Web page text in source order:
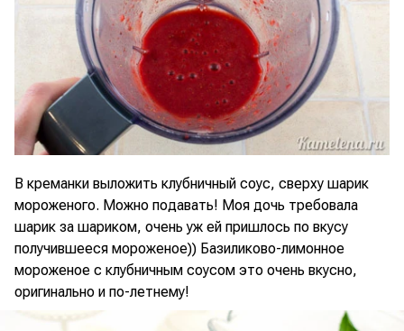
В креманки выложить клубничный соус, сверху шарик
мороженого. Можно подавать! Моя дочь требовала
шарик за шариком, очень уж ей пришлось по вкусу
получившееся мороженое)) Базиликово-лимонное
мороженое с клубничным соусом это очень вкусно,
оригинально и по-летнему!